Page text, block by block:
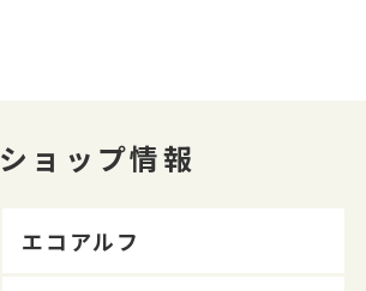
ショップ情報
エコアルフ